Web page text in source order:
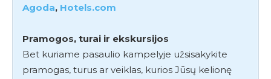
Agoda, Hotels.com
Pramogos, turai ir ekskursijos
Bet kuriame pasaulio kampelyje užsisakykite
pramogas, turus ar veiklas, kurios Jūsų kelionę